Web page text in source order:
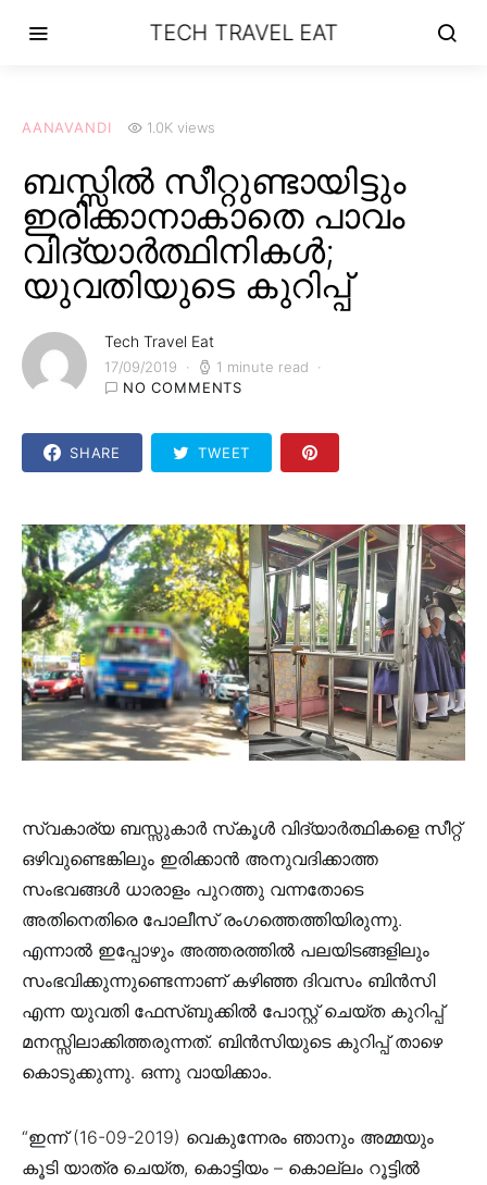
TECH TRAVEL EAT
AANAVANDI 1.0K views
ബസ്സിൽ സീറ്റുണ്ടായിട്ടും
ഇരിക്കാനാകാതെ പാവം
വിദ്യാർത്ഥിനികൾ;
യുവതിയുടെ കുറിപ്പ്
Tech Travel Eat
17/09/2019
1 minute read
NO COMMENTS
SHARE TWEET
സ്വകാര്യ ബസ്സുകാർ സ്‌കൂൾ വിദ്യാർത്ഥികളെ സീറ്റ്
ഒഴിവുണ്ടെങ്കിലും ഇരിക്കാൻ അനുവദിക്കാത്ത
സംഭവങ്ങൾ ധാരാളം പുറത്തു വന്നതോടെ
അതിനെതിരെ പോലീസ് രംഗത്തെത്തിയിരുന്നു.
എന്നാൽ ഇപ്പോഴും അത്തരത്തിൽ പലയിടങ്ങളിലും
സംഭവിക്കുന്നുണ്ടെന്നാണ് കഴിഞ്ഞ ദിവസം ബിൻസി
എന്ന യുവതി ഫേസ്‌ബുക്കിൽ പോസ്റ്റ് ചെയ്ത കുറിപ്പ്
മനസ്സിലാക്കിത്തരുന്നത്. ബിൻസിയുടെ കുറിപ്പ് താഴെ
കൊടുക്കുന്നു. ഒന്നു വായിക്കാം.
“ഇന്ന് (16-09-2019) വെകുന്നേരം ഞാനും അമ്മയും
കൂടി യാത്ര ചെയ്ത, കൊട്ടിയം – കൊല്ലം റൂട്ടിൽ